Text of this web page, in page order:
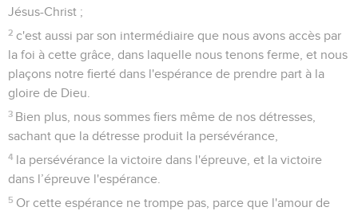
Jésus-Christ ;
2 c'est aussi par son intermédiaire que nous avons accès par
la foi à cette grâce, dans laquelle nous tenons ferme, et nous
plaçons notre fierté dans l'espérance de prendre part à la
gloire de Dieu.
3 Bien plus, nous sommes fiers même de nos détresses,
sachant que la détresse produit la persévérance,
4 la persévérance la victoire dans l'épreuve, et la victoire
dans l’épreuve l'espérance.
5 Or cette espérance ne trompe pas, parce que l'amour de